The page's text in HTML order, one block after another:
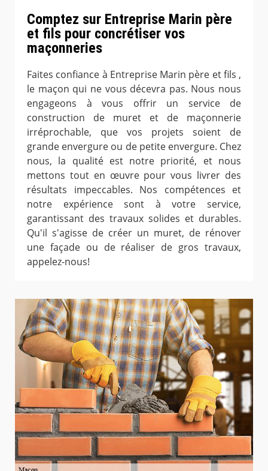
Comptez sur Entreprise Marin père
et fils pour concrétiser vos
maçonneries
Faites confiance à Entreprise Marin père et fils ,
le maçon qui ne vous décevra pas. Nous nous
engageons à vous offrir un service de
construction de muret et de maçonnerie
irréprochable, que vos projets soient de
grande envergure ou de petite envergure. Chez
nous, la qualité est notre priorité, et nous
mettons tout en œuvre pour vous livrer des
résultats impeccables. Nos compétences et
notre expérience sont à votre service,
garantissant des travaux solides et durables.
Qu'il s'agisse de créer un muret, de rénover
une façade ou de réaliser de gros travaux,
appelez-nous!